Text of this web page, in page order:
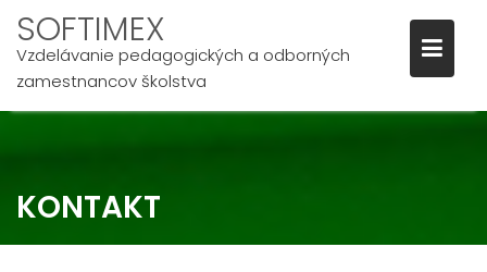
SOFTIMEX
Vzdelávanie pedagogických a odborných
zamestnancov školstva
KONTAKT